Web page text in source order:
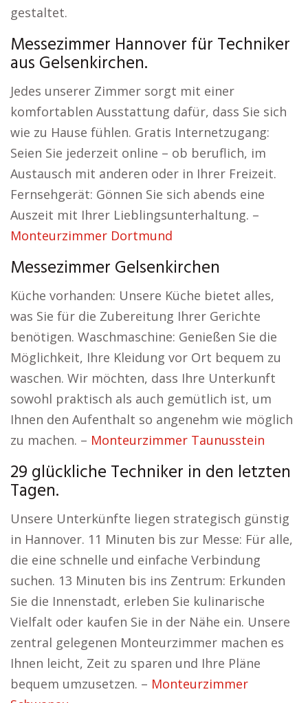
gestaltet.
Messezimmer Hannover für Techniker
aus Gelsenkirchen.
Jedes unserer Zimmer sorgt mit einer
komfortablen Ausstattung dafür, dass Sie sich
wie zu Hause fühlen. Gratis Internetzugang:
Seien Sie jederzeit online – ob beruflich, im
Austausch mit anderen oder in Ihrer Freizeit.
Fernsehgerät: Gönnen Sie sich abends eine
Auszeit mit Ihrer Lieblingsunterhaltung. –
Monteurzimmer Dortmund
Messezimmer Gelsenkirchen
Küche vorhanden: Unsere Küche bietet alles,
was Sie für die Zubereitung Ihrer Gerichte
benötigen. Waschmaschine: Genießen Sie die
Möglichkeit, Ihre Kleidung vor Ort bequem zu
waschen. Wir möchten, dass Ihre Unterkunft
sowohl praktisch als auch gemütlich ist, um
Ihnen den Aufenthalt so angenehm wie möglich
zu machen. – Monteurzimmer Taunusstein
29 glückliche Techniker in den letzten
Tagen.
Unsere Unterkünfte liegen strategisch günstig
in Hannover. 11 Minuten bis zur Messe: Für alle,
die eine schnelle und einfache Verbindung
suchen. 13 Minuten bis ins Zentrum: Erkunden
Sie die Innenstadt, erleben Sie kulinarische
Vielfalt oder kaufen Sie in der Nähe ein. Unsere
zentral gelegenen Monteurzimmer machen es
Ihnen leicht, Zeit zu sparen und Ihre Pläne
bequem umzusetzen. – Monteurzimmer